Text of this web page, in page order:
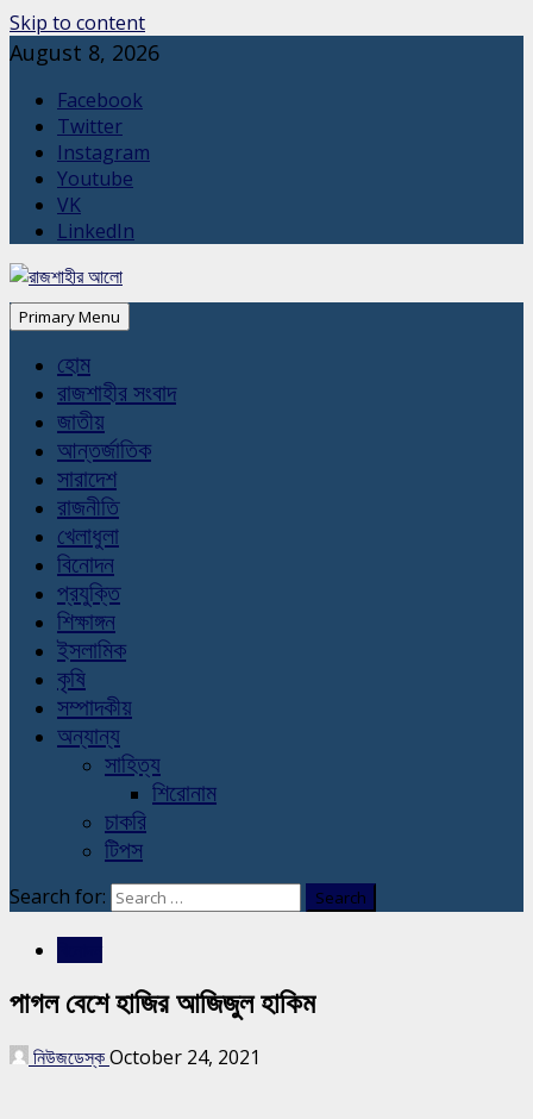
Skip to content
August 8, 2026
Facebook
Twitter
Instagram
Youtube
VK
LinkedIn
Primary Menu
হোম
রাজশাহীর সংবাদ
জাতীয়
আন্তর্জাতিক
সারাদেশ
রাজনীতি
খেলাধুলা
বিনোদন
প্রযুক্তি
শিক্ষাঙ্গন
ইসলামিক
কৃষি
সম্পাদকীয়
অন্যান্য
সাহিত্য
শিরোনাম
চাকরি
টিপস
Search for:
পাগল বেশে হাজির আজিজুল হাকিম
নিউজডেস্কOctober 24, 2021